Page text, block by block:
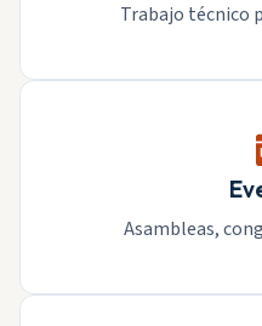
Trabajo técnico
Asambleas,